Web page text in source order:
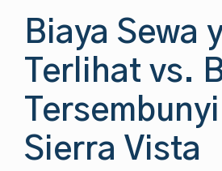
Biaya Sewa
Terlihat vs.
Sierra Vista